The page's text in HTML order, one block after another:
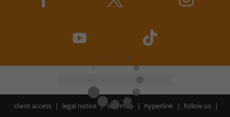
client access legal notice site map hyperlink
follow us